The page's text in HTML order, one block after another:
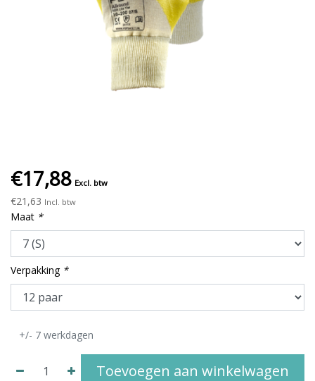
€17,88 Excl. btw
€21,63 Incl. btw
Maat *
Verpakking *
+/- 7 werkdagen
Toevoegen aan winkelwagen